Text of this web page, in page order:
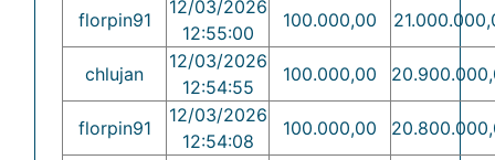
florpin91
12/03/2026
12:55:00
100.000,00
chlujan
12/03/2026
12:54:55
100.000,00
florpin91
12/03/2026
12:54:08
100.000,00